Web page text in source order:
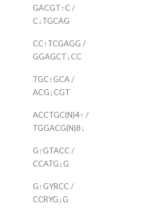
GACGT↑C /
C↓TGCAG
CC↑TCGAGG /
GGAGCT↓CC
TGC↑GCA /
ACG↓CGT
ACCTGC(N)4↑ /
TGGACG(N)8↓
G↑GTACC /
CCATG↓G
G↑GYRCC /
CCRYG↓G